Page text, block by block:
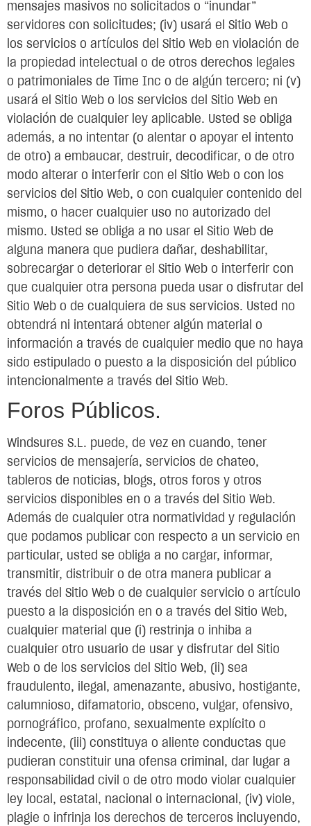
mensajes masivos no solicitados o “inundar”
servidores con solicitudes; (iv) usará el Sitio Web o
los servicios o artículos del Sitio Web en violación de
la propiedad intelectual o de otros derechos legales
o patrimoniales de Time Inc o de algún tercero; ni (v)
usará el Sitio Web o los servicios del Sitio Web en
violación de cualquier ley aplicable. Usted se obliga
además, a no intentar (o alentar o apoyar el intento
de otro) a embaucar, destruir, decodificar, o de otro
modo alterar o interferir con el Sitio Web o con los
servicios del Sitio Web, o con cualquier contenido del
mismo, o hacer cualquier uso no autorizado del
mismo. Usted se obliga a no usar el Sitio Web de
alguna manera que pudiera dañar, deshabilitar,
sobrecargar o deteriorar el Sitio Web o interferir con
que cualquier otra persona pueda usar o disfrutar del
Sitio Web o de cualquiera de sus servicios. Usted no
obtendrá ni intentará obtener algún material o
información a través de cualquier medio que no haya
sido estipulado o puesto a la disposición del público
intencionalmente a través del Sitio Web.
Foros Públicos.
Windsures S.L. puede, de vez en cuando, tener
servicios de mensajería, servicios de chateo,
tableros de noticias, blogs, otros foros y otros
servicios disponibles en o a través del Sitio Web.
Además de cualquier otra normatividad y regulación
que podamos publicar con respecto a un servicio en
particular, usted se obliga a no cargar, informar,
transmitir, distribuir o de otra manera publicar a
través del Sitio Web o de cualquier servicio o artículo
puesto a la disposición en o a través del Sitio Web,
cualquier material que (i) restrinja o inhiba a
cualquier otro usuario de usar y disfrutar del Sitio
Web o de los servicios del Sitio Web, (ii) sea
fraudulento, ilegal, amenazante, abusivo, hostigante,
calumnioso, difamatorio, obsceno, vulgar, ofensivo,
pornográfico, profano, sexualmente explícito o
indecente, (iii) constituya o aliente conductas que
pudieran constituir una ofensa criminal, dar lugar a
responsabilidad civil o de otro modo violar cualquier
ley local, estatal, nacional o internacional, (iv) viole,
plagie o infrinja los derechos de terceros incluyendo,